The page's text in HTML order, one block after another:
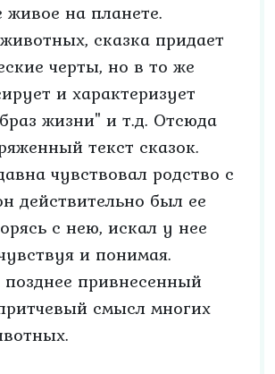
живое на планете.
сказка придает
черты, но в то же
и характеризует
жизни" и т.д. Отсюда
текст сказок.
чувствовал родство с
действительно был ее
с нею, искал у нее
и понимая.
привнесенный
смысл многих